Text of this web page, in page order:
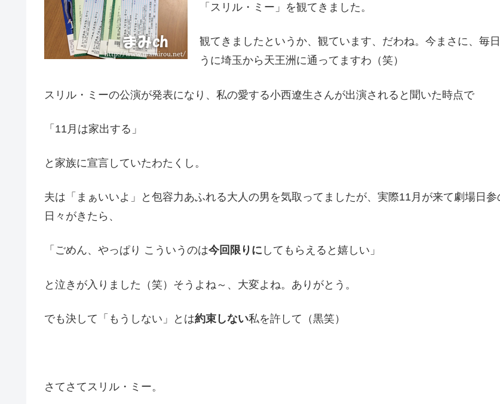
「スリル・ミー」を観てきました。
観てきましたというか、観ています、だわね。今まさに、毎
うに埼玉から天王洲に通ってますわ（笑）
スリル・ミーの公演が発表になり、私の愛する小西遼生さんが出演されると聞いた時点で
「11月は家出する」
と家族に宣言していたわたくし。
夫は「まぁいいよ」と包容力あふれる大人の男を気取ってましたが、実際11月が来て劇場日参
日々がきたら、
「ごめん、やっぱり こういうのは今回限りに してもらえると嬉しい」
と泣きが入りました（笑）そうよね～、大変よね。ありがとう。
でも決して「もうしない」とは約束しない私を許して（黒笑）
さてさてスリル・ミー。